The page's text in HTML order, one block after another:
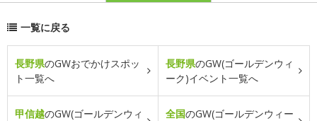
一覧に戻る
長野県のGWおでかけスポッ
ト一覧へ
長野県のGW(ゴールデンウィ
ーク)イベント一覧へ
甲信越のGW(ゴールデンウィ
全国のGW(ゴールデンウィー